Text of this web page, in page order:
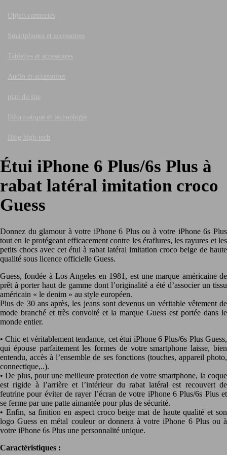
Objets connectés
Smartphones et accessoires
Tablettes et accessoires
Audio et accessoires
plan du site
Informatique et technologie
Blog high-tech
Étui iPhone 6 Plus/6s Plus à
rabat latéral imitation croco
Guess
Donnez du glamour à votre iPhone 6 Plus ou à votre iPhone 6s Plus
tout en le protégeant efficacement contre les éraflures, les rayures et les
petits chocs avec cet étui à rabat latéral imitation croco beige de haute
qualité sous licence officielle Guess.
Guess, fondée à Los Angeles en 1981, est une marque américaine de
prêt à porter haut de gamme dont l’originalité a été d’associer un tissu
américain « le denim » au style européen.
Plus de 30 ans après, les jeans sont devenus un véritable vêtement de
mode branché et très convoité et la marque Guess est portée dans le
monde entier.
• Chic et véritablement tendance, cet étui iPhone 6 Plus/6s Plus Guess,
qui épouse parfaitement les formes de votre smartphone laisse, bien
entendu, accès à l’ensemble de ses fonctions (touches, appareil photo,
connectique,..).
• De plus, pour une meilleure protection de votre smartphone, la coque
est rigide à l’arrière et l’intérieur du rabat latéral est recouvert de
feutrine pour éviter de rayer l’écran de votre iPhone 6 Plus/6s Plus et
se ferme par une patte aimantée pour plus de sécurité.
• Enfin, sa finition en aspect croco beige mat de haute qualité et son
logo Guess en métal couleur or donnera à votre iPhone 6 Plus ou à
votre iPhone 6s Plus une personnalité unique.
Caractéristiques :